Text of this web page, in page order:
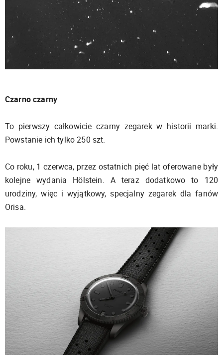
Czarno czarny
To pierwszy całkowicie czarny zegarek w historii marki.
Powstanie ich tylko 250 szt.
Co roku, 1 czerwca, przez ostatnich pięć lat oferowane były
kolejne wydania Hölstein. A teraz dodatkowo to 120
urodziny, więc i wyjątkowy, specjalny zegarek dla fanów
Orisa.